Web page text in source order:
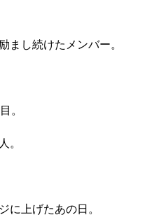
まし続けたメンバー。
。
。
に上げたあの日。